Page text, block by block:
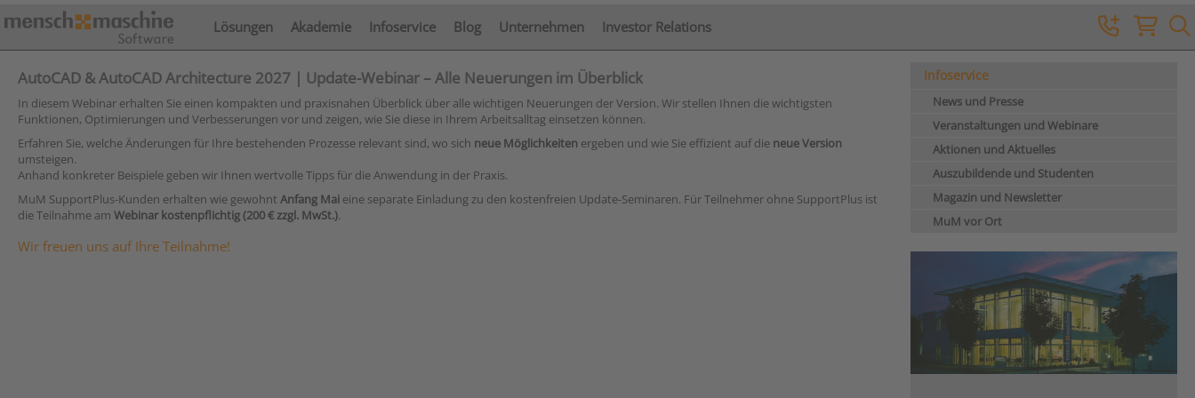
Lösungen Akademie Infoservice Blog Unternehmen Investor Relations
AutoCAD & AutoCAD Architecture 2027 | Update-Webinar – Alle Neuerungen im Überblick
In diesem Webinar erhalten Sie einen kompakten und praxisnahen Überblick über alle wichtigen Neuerungen der Version. Wir stellen Ihnen die wichtigsten
Funktionen, Optimierungen und Verbesserungen vor und zeigen, wie Sie diese in Ihrem Arbeitsalltag einsetzen können.
Erfahren Sie, welche Änderungen für Ihre bestehenden Prozesse relevant sind, wo sich neue Möglichkeiten ergeben und wie Sie effizient auf die neue Version
umsteigen.
Anhand konkreter Beispiele geben wir Ihnen wertvolle Tipps für die Anwendung in der Praxis.
MuM SupportPlus-Kunden erhalten wie gewohnt Anfang Mai eine separate Einladung zu den kostenfreien Update-Seminaren. Für Teilnehmer ohne SupportPlus ist
die Teilnahme am Webinar kostenpflichtig (200 € zzgl. MwSt.).
Wir freuen uns auf Ihre Teilnahme!
Infoservice
News und Presse
Veranstaltungen und Webinare
Aktionen und Aktuelles
Auszubildende und Studenten
Magazin und Newsletter
MuM vor Ort